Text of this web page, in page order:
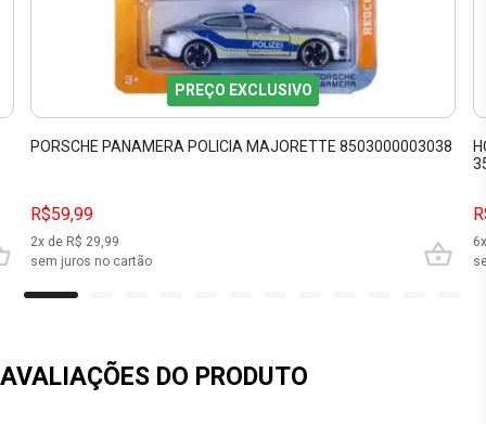
PREÇO EXCLUSIVO
PORSCHE PANAMERA POLICIA MAJORETTE 8503000003038
R$59,99
2x de R$ 29,99
sem juros no cartão
6
AVALIAÇÕES DO PRODUTO